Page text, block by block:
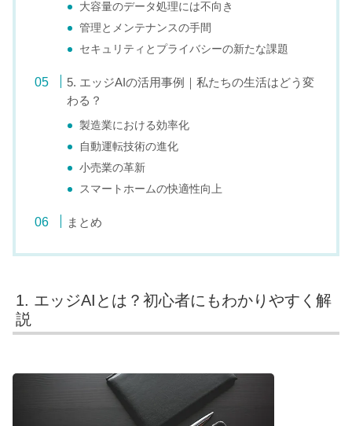
大容量のデータ処理には不向き
管理とメンテナンスの手間
セキュリティとプライバシーの新たな課題
5. エッジAIの活用事例｜私たちの生活はどう変
わる？
製造業における効率化
自動運転技術の進化
小売業の革新
スマートホームの快適性向上
まとめ
1. エッジAIとは？初心者にもわかりやすく解
説